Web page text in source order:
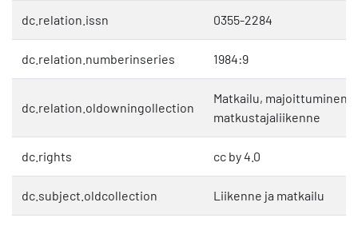
dc.relation.issn 0355-2284
dc.relation.numberinseries 1984:9
dc.relation.oldowningollection
Matkailu, majoittuminen
matkustajaliikenne
dc.rights cc by 4.0
dc.subject.oldcollection Liikenne ja matkailu